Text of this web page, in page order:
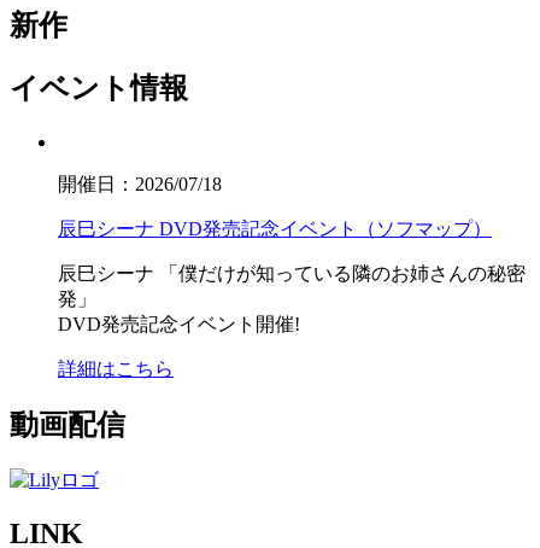
新作
イベント情報
開催日：2026/07/18
辰巳シーナ DVD発売記念イベント（ソフマップ）
辰巳シーナ
「僕だけが知っている隣のお姉さんの秘密
発」
DVD発売記念イベント開催!
詳細はこちら
動画配信
LINK